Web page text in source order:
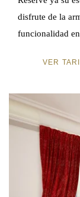
disfrute de la
funcionalidad
VER